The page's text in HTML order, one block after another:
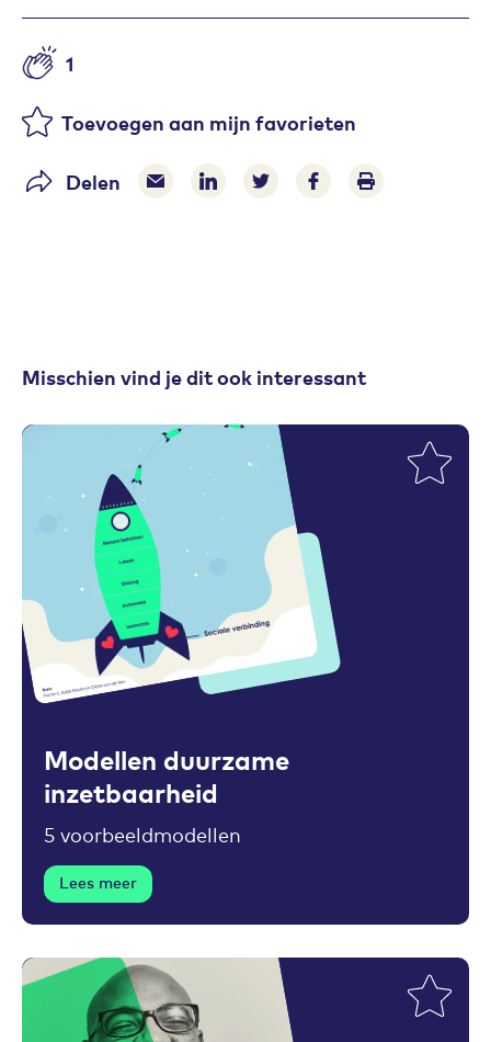
Aantal likes
1
Toevoegen aan mijn favorieten
Delen Delen via e-mail
Delen via LinkedIn
Deel op Twitter
Deel op Facebook
Print pagina
Misschien vind je dit ook interessant
Toevoegen aan favorieten
Modellen duurzame
inzetbaarheid
5 voorbeeldmodellen
Lees meer